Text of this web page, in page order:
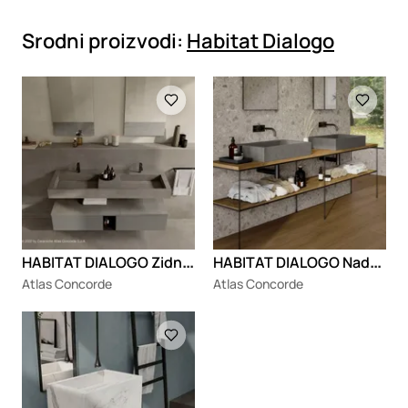
Srodni proizvodi: Habitat Dialogo
H
ABITAT DIALOGO Zidna dvostruka konzola sa fiokama i integrisanim lavaboom od porcelanskog kamena
Atlas Concorde
Loading
H
ABITAT DIALOGO Nadgradni lavabo od porcelanskog kamena
Atlas Concorde
Loading